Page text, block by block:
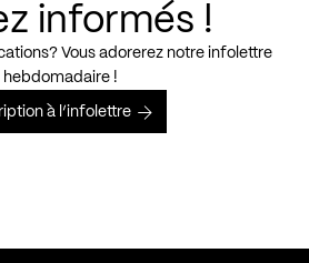
informés !
Vous adorerez notre infolettre
hebdomadaire !
à l’infolettre